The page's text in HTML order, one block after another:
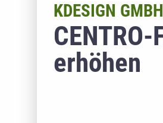
erhöhen
KDESIGN GMBH